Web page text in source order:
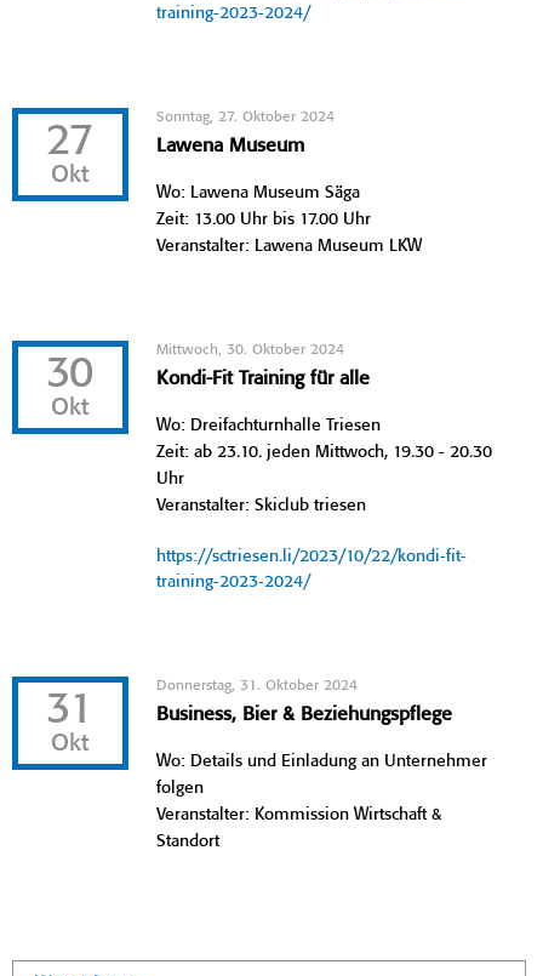
training-2023-2024/
27
Okt
Sonntag, 27. Oktober 2024
Lawena Museum
Wo: Lawena Museum Säga
Zeit: 13.00 Uhr bis 17.00 Uhr
Veranstalter: Lawena Museum LKW
30
Okt
Mittwoch, 30. Oktober 2024
Kondi-Fit Training für alle
Wo: Dreifachturnhalle Triesen
Zeit: ab 23.10. jeden Mittwoch, 19.30 - 20.30
Uhr
Veranstalter: Skiclub triesen
https://sctriesen.li/2023/10/22/kondi-fit-
training-2023-2024/
31
Okt
Donnerstag, 31. Oktober 2024
Business, Bier & Beziehungspflege
Wo: Details und Einladung an Unternehmer
folgen
Veranstalter: Kommission Wirtschaft &
Standort